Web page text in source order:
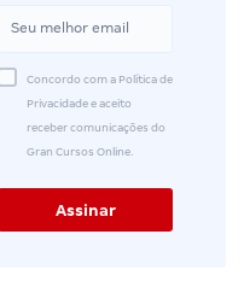
Concordo com a Política de
Privacidade e aceito
receber comunicações do
Gran Cursos Online.